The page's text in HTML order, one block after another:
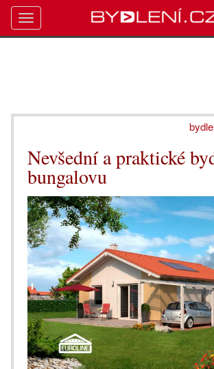
Nevšední a praktické
bungalovu
Toggle
navigation